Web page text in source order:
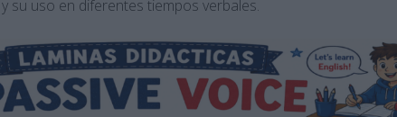
su uso en diferentes tiempos verbales.